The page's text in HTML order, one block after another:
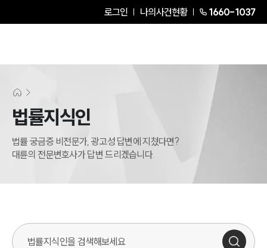
로그인 나의사건현황 1660-1037
법률지식인
법률 궁금증 비전문가, 광고성 답변에 지쳤다면?
대륜의 전문변호사가 답변 드리겠습니다.
법률지식인 검색창